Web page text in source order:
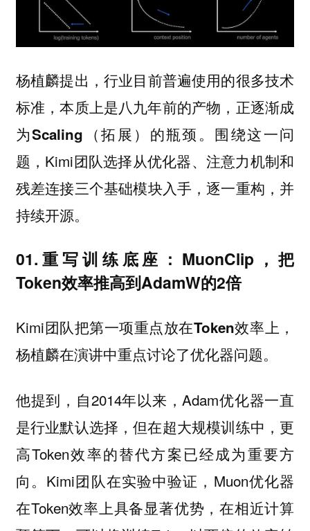
杨植麟提出， 行业目前普遍使用的很多技术
标准，本质上是八九年前的产物，正逐渐成
为Scaling（拓展）的瓶颈 。围绕这一问
题，Kimi团队选择从优化器、注意力机制和
残差连接三个基础模块入手，逐一重构，并
持续开源。
01.重写训练底座：MuonClip，把
Token效率推高到AdamW的2倍
Kimi团队把第一项重点放在Token效率 上，
杨植麟在演讲中重点讨论了优化器问题。
他提到，自2014年以来，Adam优化器一直
是行业默认选择，但在超大规模训练中，更
高Token效率的替代方案已经成为重要方
向。Kimi团队在实验中验证，Muon优化器
在Token效率上具备显著优势，在相近计算